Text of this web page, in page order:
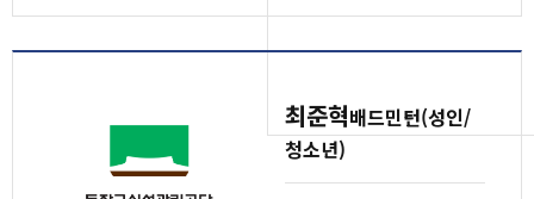
최준혁배드민턴(성인/
청소년)